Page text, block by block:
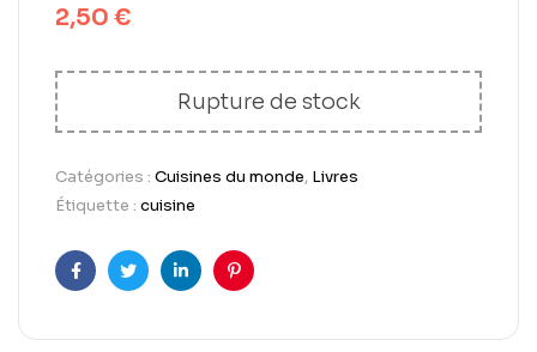
2,50 €
Rupture de stock
Catégories : Cuisines du monde, Livres
Étiquette : cuisine
FacebookTwitterLinkedInPinterest